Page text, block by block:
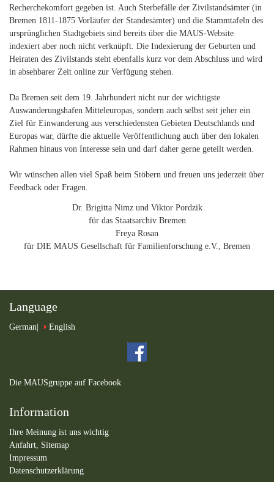
Recherchekomfort gegeben ist. Auch Sterbefälle der Zivilstandsämter (in
Bremen 1811-1875 Vorläufer der Standesämter) und die Stammtafeln des
ursprünglichen Stadtgebiets sind bereits über die MAUS-Website
indexiert aber noch nicht verknüpft. Die Indexierung der Geburten und
Heiraten des Zivilstands steht ebenfalls kurz vor dem Abschluss und wird
in absehbarer Zeit online zur Verfügung stehen.
Da Bremen seit dem 19. Jahrhundert nicht nur der wichtigste
Auswanderungshafen Mitteleuropas, sondern auch selbst seit jeher ein
Ziel für Einwanderung aus verschiedensten Gebieten Deutschlands und
Europas war, dürfte die aktuelle Veröffentlichung auch über den lokalen
Rahmen hinaus von Interesse sein und darf daher gerne geteilt werden.
Wir wünschen allen viel Spaß beim Stöbern und freuen uns jederzeit über
Feedback oder Fragen.
Dr. Brigitta Nimz und Viktor Pordzik
für das Staatsarchiv Bremen
Freya Rosan
für DIE MAUS Gesellschaft für Familienforschung e.V., Bremen
Language
German English
Die MAUSgruppe auf Facebook
Information
Ihre Meinung ist uns wichtig
Anfahrt, Sitemap
Impressum
Datenschutzerklärung